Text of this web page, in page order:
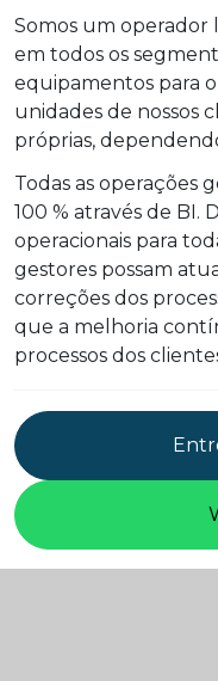
Somos um
em todos os
equipamentos para
unidades de nossos
próprias,
Todas as operações
100 % através de BI.
operacionais para
gestores possam
correções dos
que a melhoria
processos dos